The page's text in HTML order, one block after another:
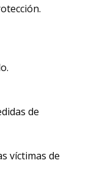
de
víctimas de